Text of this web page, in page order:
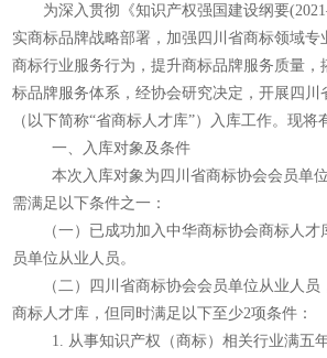
为深入贯彻《知识产权强国建设纲要
实商标品牌战略部署，加强四川省商标领域专
商标行业服务行为，提升商标品牌服务质量
标品牌服务体系，经协会研究决定，开展四川
（以下简称“省商标人才库”）入库工作。现将
一、入库对象及条件
本次入库对象为四川省商标协会会员单
需满足以下条件之一：
（一）已成功加入中华商标协会商标人
员单位从业人员。
（二）四川省商标协会会员单位从业人
商标人才库，但同时满足以下至少2项条件：
1. 从事知识产权（商标）相关行业满五